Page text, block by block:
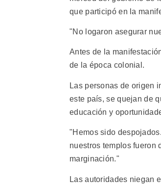
que participó en la
"No logaron asegurar
Antes de la
de la época colonial.
Las personas de origen
este país, se quejan de
educación y
"Hemos sido
nuestros templos fueron
marginación."
Las autoridades niegan